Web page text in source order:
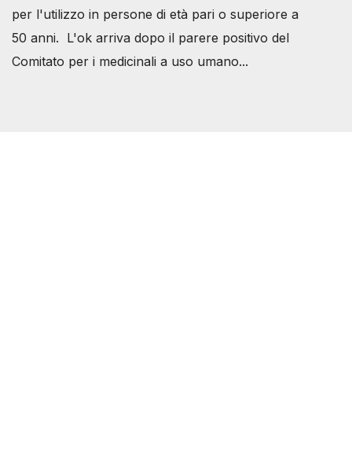
per l'utilizzo in persone di età pari o superiore a
50 anni. L'ok arriva dopo il parere positivo del
Comitato per i medicinali a uso umano...